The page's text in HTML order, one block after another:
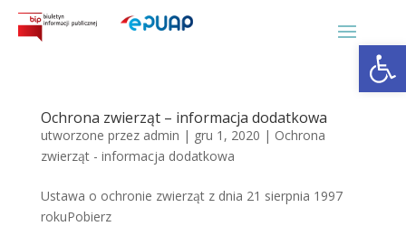
Ochrona zwierząt – informacja dodatkowa
utworzone przez admin | gru 1, 2020 | Ochrona
zwierząt - informacja dodatkowa
Ustawa o ochronie zwierząt z dnia 21 sierpnia 1997
rokuPobierz